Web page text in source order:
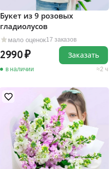
мало оценок17 заказов
Букет из 9 розовых
гладиолусов
2990
в наличии 2 ч
Заказать